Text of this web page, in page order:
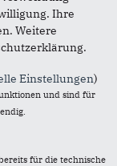
Ihre
Weitere
Einstellungen)
und sind für
für die technische